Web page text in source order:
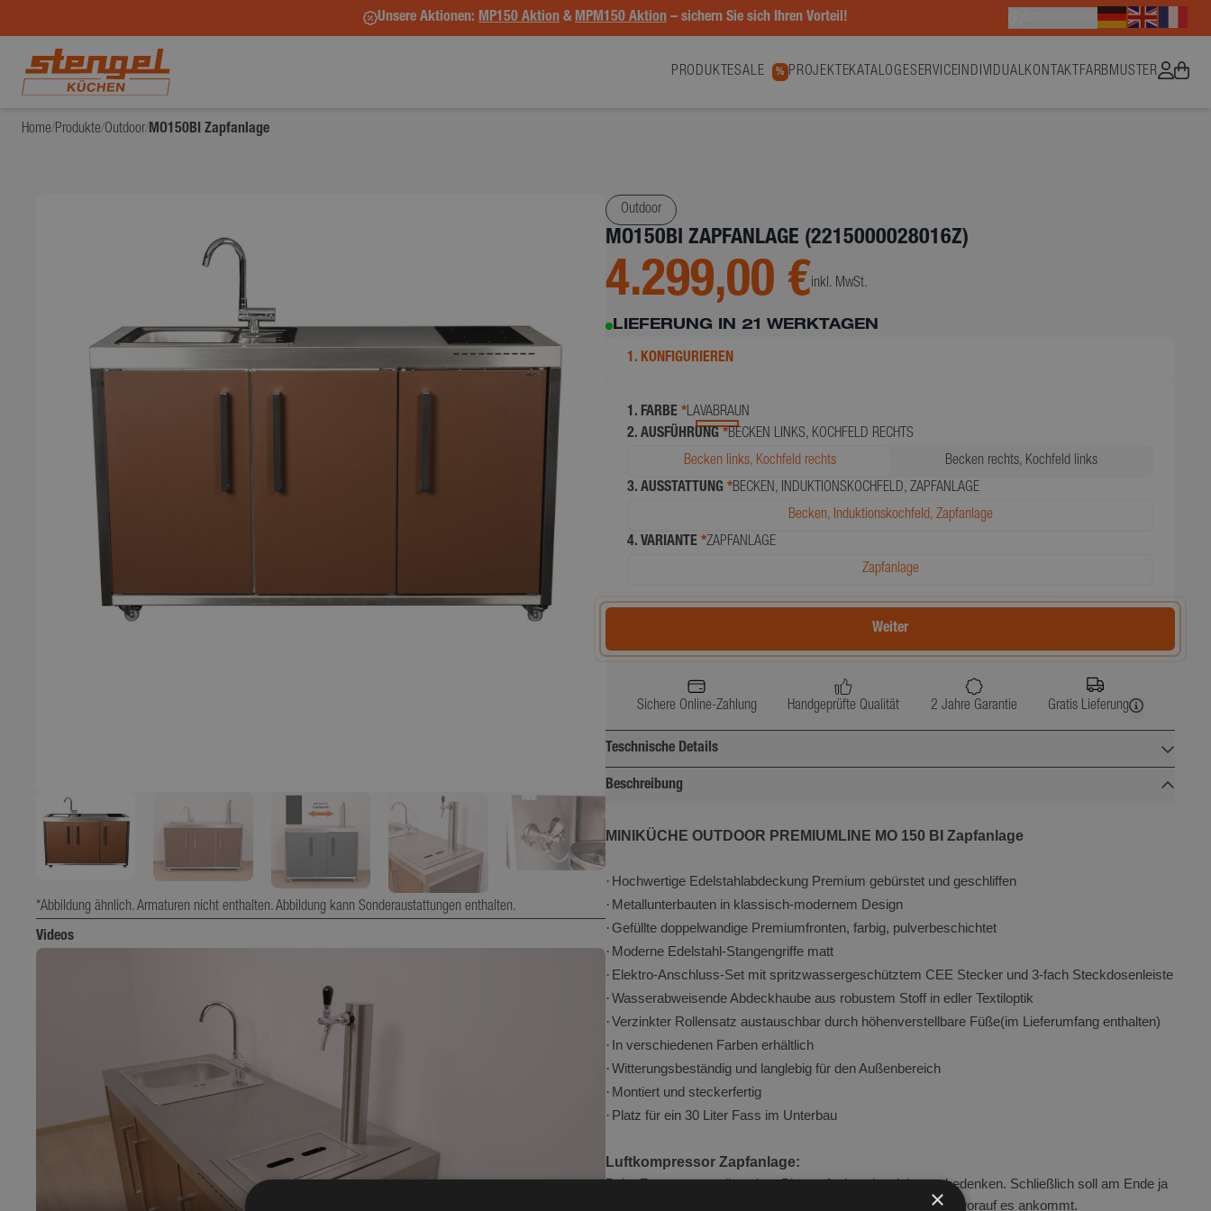
Unsere Aktionen: MP150 Aktion & MPM150 Aktion – sichern Sie sich Ihren Vorteil!
PRODUKTESALE % PROJEKTEKATALOGESERVICEINDIVIDUALKONTAKT FARBMUSTER
Home/Produkte/Outdoor/MO150BI Zapfanlage
*Abbildung ähnlich. Armaturen nicht enthalten. Abbildung kann Sonderaustattungen enthalten.
Videos
Outdoor
MO150BI ZAPFANLAGE (2215000028016Z)
4.299,00 €inkl. MwSt.
LIEFERUNG IN 21 WERKTAGEN
1. KONFIGURIEREN
1. FARBE *LAVABRAUN
2. AUSFÜHRUNG *BECKEN LINKS, KOCHFELD RECHTS
Becken links, Kochfeld rechts
Becken rechts, Kochfeld links
3. AUSSTATTUNG *BECKEN, INDUKTIONSKOCHFELD, ZAPFANLAGE
Becken, Induktionskochfeld, Zapfanlage
4. VARIANTE *ZAPFANLAGE
Zapfanlage
Weiter
Sichere Online-Zahlung Handgeprüfte Qualität 2 Jahre Garantie Gratis Lieferung
Teschnische Details
Breite (cm)
Gewicht (kg) null
Beschreibung
MINIKÜCHE OUTDOOR PREMIUMLINE MO 150 BI Zapfanlage
· Hochwertige Edelstahlabdeckung Premium gebürstet und geschliffen
· Metallunterbauten in klassisch-modernem Design
· Gefüllte doppelwandige Premiumfronten, farbig, pulverbeschichtet
· Moderne Edelstahl-Stangengriffe matt
· Elektro-Anschluss-Set mit spritzwassergeschütztem CEE Stecker und 3-fach Steckdosenleiste
·Wasserabweisende Abdeckhaube aus robustem Stoff in edler Textiloptik
·Verzinkter Rollensatz austauschbar durch höhenverstellbare Füße(im Lieferumfang enthalten)
· In verschiedenen Farben erhältlich
·Witterungsbeständig und langlebig für den Außenbereich
· Montiert und steckerfertig
· Platz für ein 30 Liter Fass im Unterbau
Luftkompressor Zapfanlage:
Beim Zusammenstellen einer Bierzapfanlage ist vieles zu bedenken. Schließlich soll am Ende ja
alles zueinander passen. Aus unserer Erfahrung wissen wir worauf es ankommt.
×